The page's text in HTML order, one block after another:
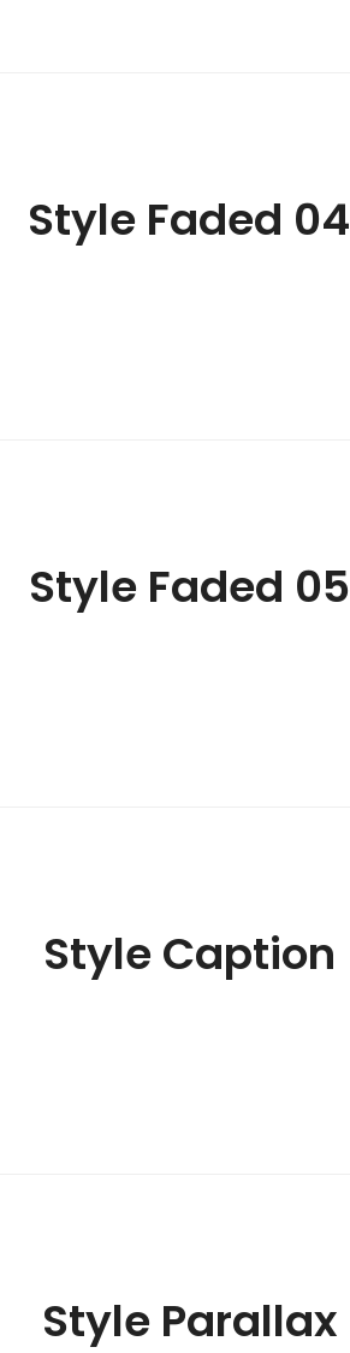
Style Faded 04
Style Faded 05
Style Caption
Style Parallax